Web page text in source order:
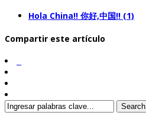
Hola China!! 你好,中国!! (1)
Compartir este artículo
Search